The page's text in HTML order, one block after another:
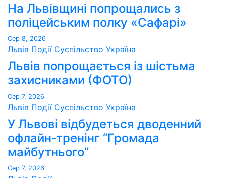
На Львівщині попрощались з
поліцейським полку «Сафарі»
Сер 8, 2026
Львів Події Суспільство Україна
Львів попрощається із шістьма
захисниками (ФОТО)
Сер 7, 2026
Львів Події Суспільство Україна
У Львові відбудеться дводенний
офлайн-тренінг “Громада
майбутнього”
Сер 7, 2026